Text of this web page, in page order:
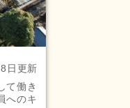
日更新
て働き
へのキ